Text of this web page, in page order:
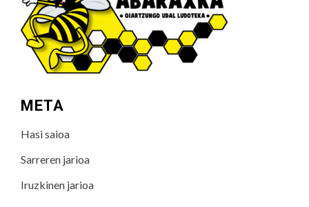
META
Hasi saioa
Sarreren jarioa
Iruzkinen jarioa